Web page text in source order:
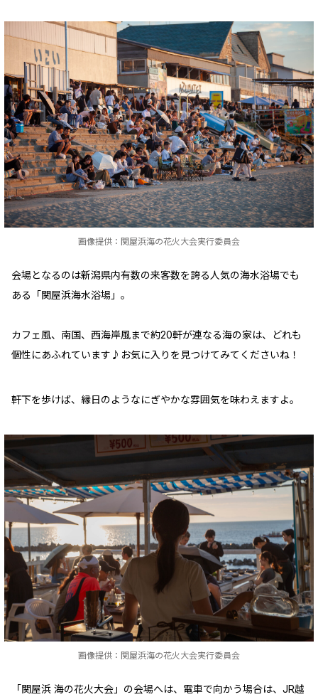
画像提供：関屋浜海の花火大会実行委員会
会場となるのは新潟県内有数の来客数を誇る人気の海水浴場でも
ある「関屋浜海水浴場」。
カフェ風、南国、西海岸風まで約20軒が連なる海の家は、どれも
個性にあふれています♪お気に入りを見つけてみてくださいね！
軒下を歩けば、縁日のようなにぎやかな雰囲気を味わえますよ。
画像提供：関屋浜海の花火大会実行委員会
「関屋浜 海の花火大会」の会場へは、電車で向かう場合は、JR越